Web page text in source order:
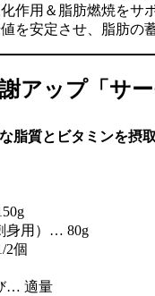
作用＆脂肪燃焼をサ
値を安定させ、脂肪の
アップ「サ
脂質とビタミンを摂
身用）… 80g
2個
… 適量